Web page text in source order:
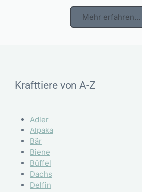
Mehr erfahren...
Krafttiere von A-Z
Adler
Alpaka
Bär
Biene
Büffel
Dachs
Delfin